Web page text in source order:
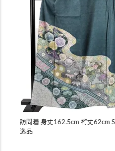
訪問着 身丈162.5cm 裄丈62cm
逸品